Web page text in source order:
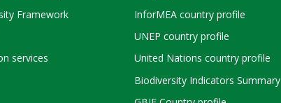
Framework
services
InforMEA country profile
UNEP country profile
United Nations country profile
Biodiversity Indicators Summary